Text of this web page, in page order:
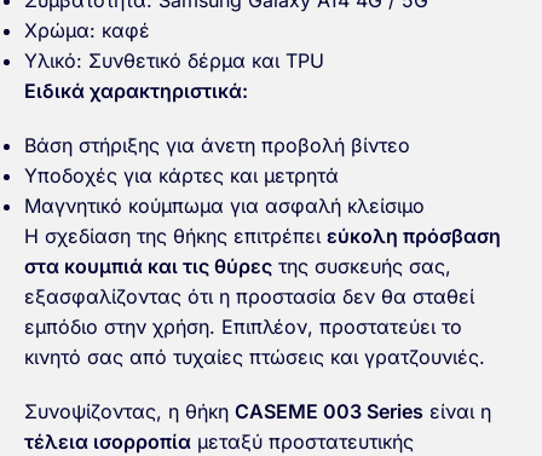
Χρώμα: καφέ
Υλικό: Συνθετικό δέρμα και TPU
Ειδικά χαρακτηριστικά:
Βάση στήριξης για άνετη προβολή βίντεο
Υποδοχές για κάρτες και μετρητά
Μαγνητικό κούμπωμα για ασφαλή κλείσιμο
Η σχεδίαση της θήκης επιτρέπει εύκολη πρόσβαση
στα κουμπιά και τις θύρες της συσκευής σας,
εξασφαλίζοντας ότι η προστασία δεν θα σταθεί
εμπόδιο στην χρήση. Επιπλέον, προστατεύει το
κινητό σας από τυχαίες πτώσεις και γρατζουνιές.
Συνοψίζοντας, η θήκη CASEME 003 Series είναι η
τέλεια ισορροπία μεταξύ προστατευτικής